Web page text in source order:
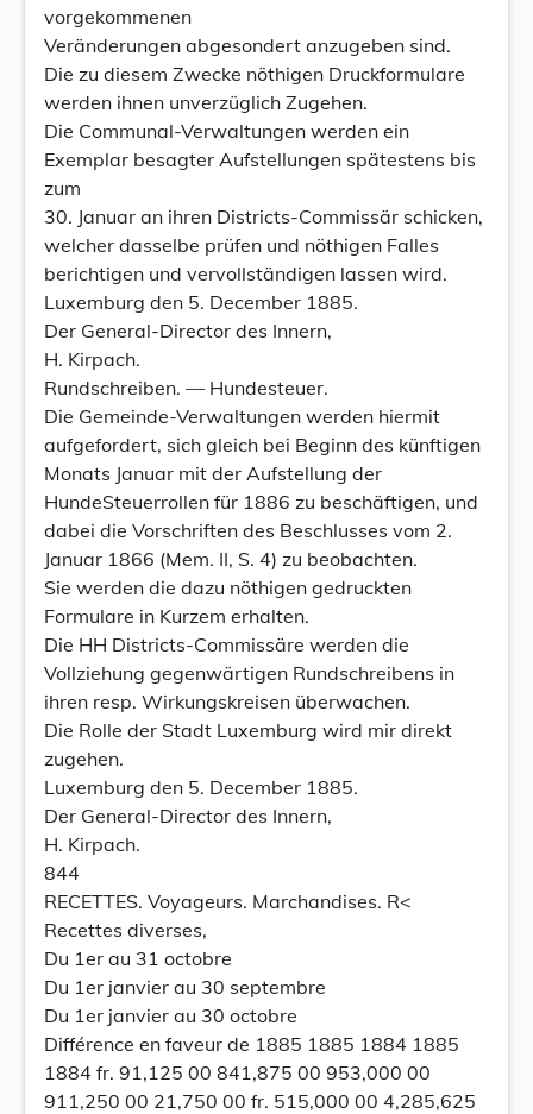
vorgekommenen
Veränderungen abgesondert anzugeben sind.
Die zu diesem Zwecke nöthigen Druckformulare
werden ihnen unverzüglich Zugehen.
Die Communal-Verwaltungen werden ein
Exemplar besagter Aufstellungen spätestens bis
zum
30. Januar an ihren Districts-Commissär schicken,
welcher dasselbe prüfen und nöthigen Falles
berichtigen und vervollständigen lassen wird.
Luxemburg den 5. December 1885.
Der General-Director des Innern,
H. Kirpach.
Rundschreiben. — Hundesteuer.
Die Gemeinde-Verwaltungen werden hiermit
aufgefordert, sich gleich bei Beginn des künftigen
Monats Januar mit der Aufstellung der
HundeSteuerrollen für 1886 zu beschäftigen, und
dabei die Vorschriften des Beschlusses vom 2.
Januar 1866 (Mem. II, S. 4) zu beobachten.
Sie werden die dazu nöthigen gedruckten
Formulare in Kurzem erhalten.
Die HH Districts-Commissäre werden die
Vollziehung gegenwärtigen Rundschreibens in
ihren resp. Wirkungskreisen überwachen.
Die Rolle der Stadt Luxemburg wird mir direkt
zugehen.
Luxemburg den 5. December 1885.
Der General-Director des Innern,
H. Kirpach.
844
RECETTES. Voyageurs. Marchandises. R<
Recettes diverses,
Du 1er au 31 octobre
Du 1er janvier au 30 septembre
Du 1er janvier au 30 octobre
Différence en faveur de 1885 1885 1884 1885
1884 fr. 91,125 00 841,875 00 953,000 00
911,250 00 21,750 00 fr. 515,000 00 4,285,625